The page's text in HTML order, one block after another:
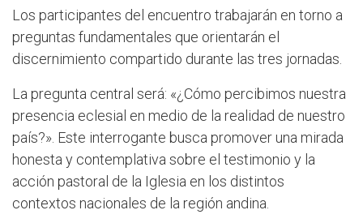
Los participantes del encuentro trabajarán en torno a
preguntas fundamentales que orientarán el
discernimiento compartido durante las tres jornadas.
La pregunta central será: «¿Cómo percibimos nuestra
presencia eclesial en medio de la realidad de nuestro
país?». Este interrogante busca promover una mirada
honesta y contemplativa sobre el testimonio y la
acción pastoral de la Iglesia en los distintos
contextos nacionales de la región andina.